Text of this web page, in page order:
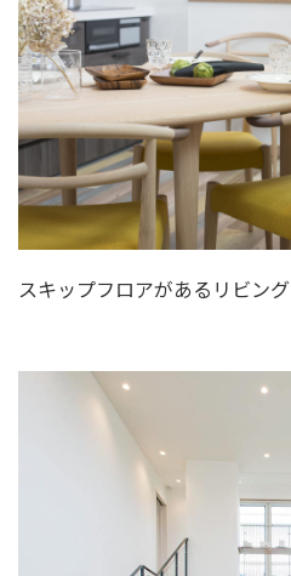
スキップフロアがあるリビング